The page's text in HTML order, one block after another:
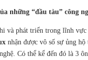
những “đầu tàu” công
và phát triển trong lĩnh vực
nhận được vô số sự ủng hộ
Có thể kể đến đó là 3